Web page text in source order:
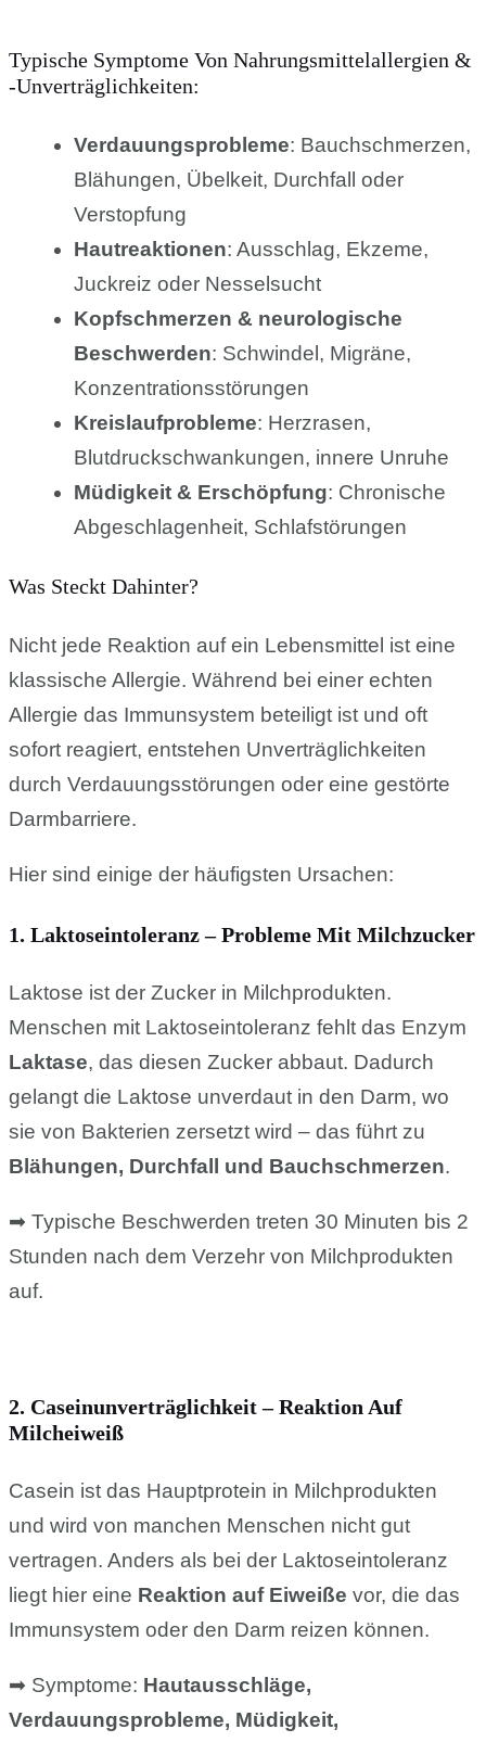
Typische Symptome Von Nahrungsmittelallergien &
-unverträglichkeiten:
Verdauungsprobleme: Bauchschmerzen,
Blähungen, Übelkeit, Durchfall oder
Verstopfung
Hautreaktionen: Ausschlag, Ekzeme,
Juckreiz oder Nesselsucht
Kopfschmerzen & neurologische
Beschwerden: Schwindel, Migräne,
Konzentrationsstörungen
Kreislaufprobleme: Herzrasen,
Blutdruckschwankungen, innere Unruhe
Müdigkeit & Erschöpfung: Chronische
Abgeschlagenheit, Schlafstörungen
Was Steckt Dahinter?
Nicht jede Reaktion auf ein Lebensmittel ist eine
klassische Allergie. Während bei einer echten
Allergie das Immunsystem beteiligt ist und oft
sofort reagiert, entstehen Unverträglichkeiten
durch Verdauungsstörungen oder eine gestörte
Darmbarriere.
Hier sind einige der häufigsten Ursachen:
1. Laktoseintoleranz – Probleme Mit Milchzucker
Laktose ist der Zucker in Milchprodukten.
Menschen mit Laktoseintoleranz fehlt das Enzym
Laktase, das diesen Zucker abbaut. Dadurch
gelangt die Laktose unverdaut in den Darm, wo
sie von Bakterien zersetzt wird – das führt zu
Blähungen, Durchfall und Bauchschmerzen.
➡ Typische Beschwerden treten 30 Minuten bis 2
Stunden nach dem Verzehr von Milchprodukten
auf.
2. Caseinunverträglichkeit – Reaktion Auf
Milcheiweiß
Casein ist das Hauptprotein in Milchprodukten
und wird von manchen Menschen nicht gut
vertragen. Anders als bei der Laktoseintoleranz
liegt hier eine Reaktion auf Eiweiße vor, die das
Immunsystem oder den Darm reizen können.
➡ Symptome: Hautausschläge,
Verdauungsprobleme, Müdigkeit,